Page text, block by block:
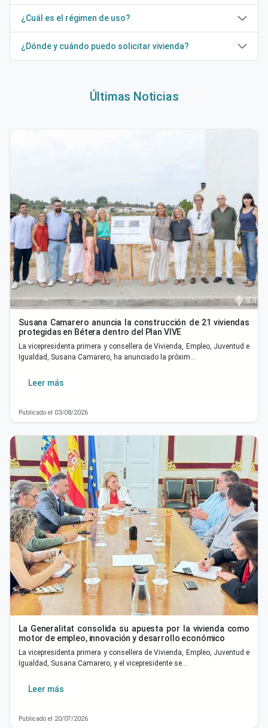
¿Cuál es el régimen de uso?
¿Dónde y cuándo puedo solicitar vivienda?
Últimas Noticias
Susana Camarero anuncia la construcción de 21 viviendas
protegidas en Bétera dentro del Plan VIVE
La vicepresidenta primera y consellera de Vivienda, Empleo, Juventud e
Igualdad, Susana Camarero, ha anunciado la próxim…
Leer más
Publicado el 03/08/2026
La Generalitat consolida su apuesta por la vivienda como
motor de empleo, innovación y desarrollo económico
La vicepresidenta primera y consellera de Vivienda, Empleo, Juventud e
Igualdad, Susana Camarero, y el vicepresidente se…
Leer más
Publicado el 20/07/2026